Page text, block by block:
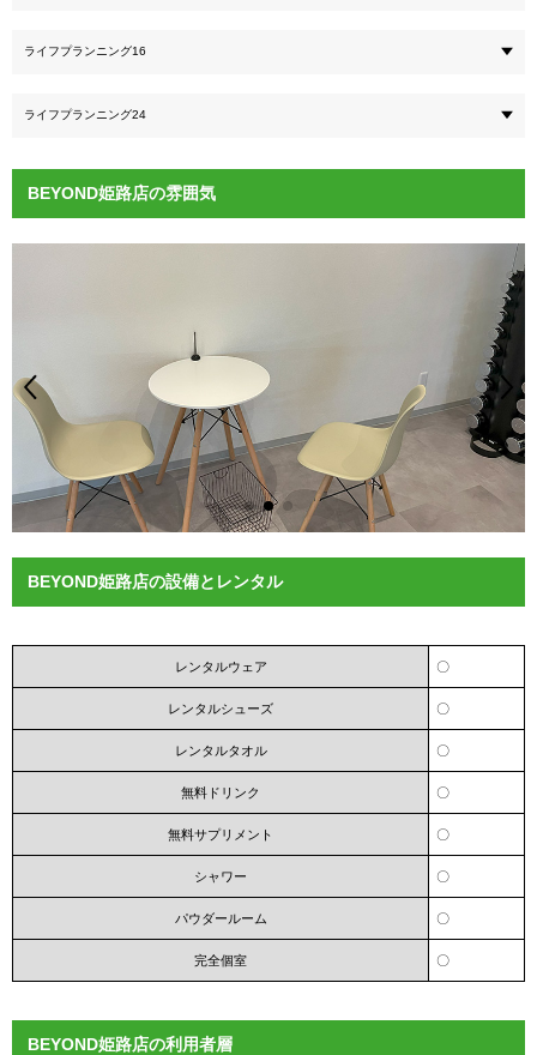
ライフプランニング16
ライフプランニング24
BEYOND姫路店の雰囲気
BEYOND姫路店の設備とレンタル
レンタルウェア 〇
レンタルシューズ 〇
レンタルタオル 〇
無料ドリンク 〇
無料サプリメント 〇
シャワー 〇
パウダールーム 〇
完全個室 〇
BEYOND姫路店の利用者層